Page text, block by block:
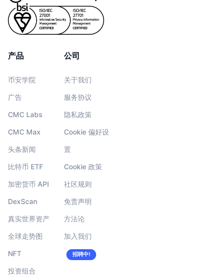
产品
币安学院
广告
CMC Labs
CMC Max
头条新闻
比特币 ETF
加密货币 API
DexScan
真实世界资产
全球走势图
NFT
投资组合
公司
关于我们
服务协议
隐私政策
Cookie 偏好设
置
Cookie 政策
社区规则
免责声明
方法论
加入我们
招聘中!